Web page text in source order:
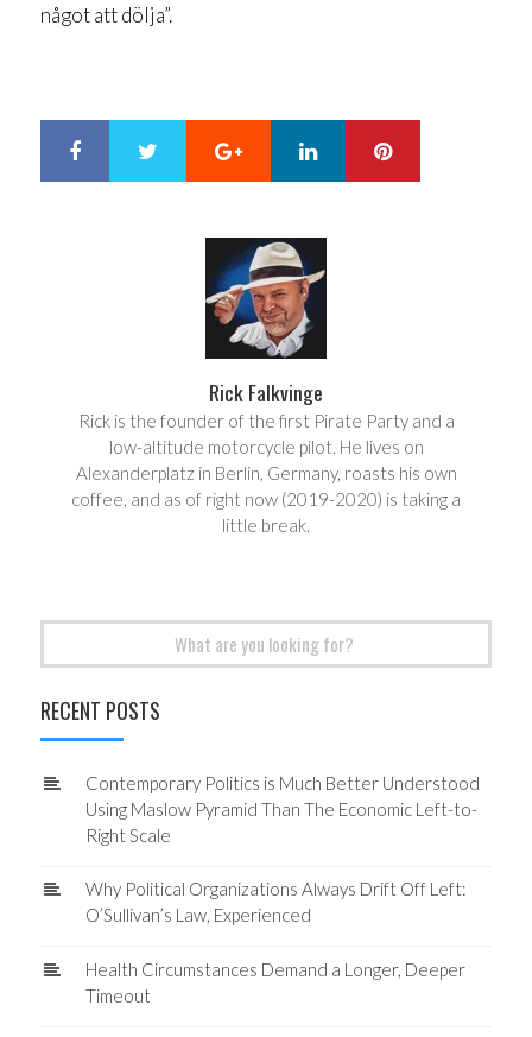
något att dölja”.
Google+ LinkedIn
Rick Falkvinge
Rick is the founder of the first Pirate Party and a
low-altitude motorcycle pilot. He lives on
Alexanderplatz in Berlin, Germany, roasts his own
coffee, and as of right now (2019-2020) is taking a
little break.
RECENT POSTS
Contemporary Politics is Much Better Understood
Using Maslow Pyramid Than The Economic Left-to-
Right Scale
Why Political Organizations Always Drift Off Left:
O’Sullivan’s Law, Experienced
Health Circumstances Demand a Longer, Deeper
Timeout